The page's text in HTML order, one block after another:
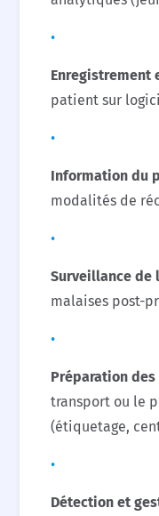
Enregistrement
patient sur
Information du
modalités de
Surveillance de
malaises post-
Préparation
transport ou le
(étiquetage,
Détection et